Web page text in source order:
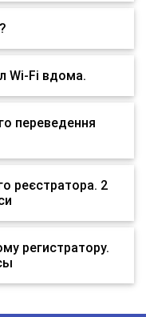
Wi-Fi вдома.
переведення
реєстратора. 2
регистратору.